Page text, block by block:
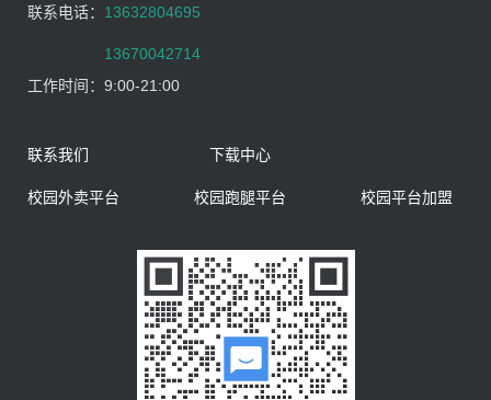
联系电话： 13632804695
13670042714
工作时间： 9:00-21:00
联系我们 下载中心
校园外卖平台 校园跑腿平台 校园平台加盟